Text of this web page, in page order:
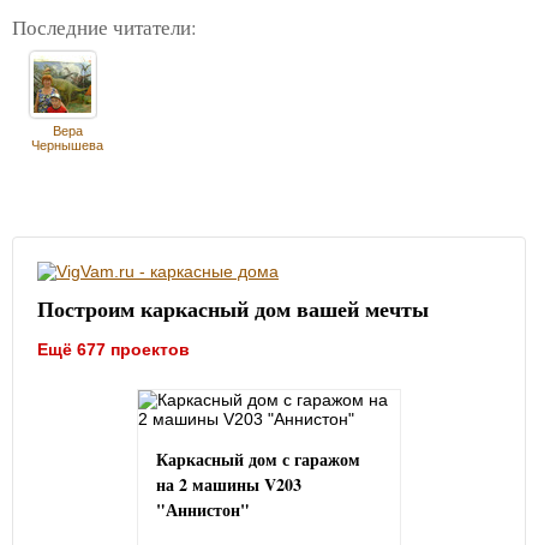
Последние читатели:
Вера
Чернышева
Построим каркасный дом вашей мечты
Ещё 677 проектов
Каркасный дом с гаражом
на 2 машины V203
"Аннистон"